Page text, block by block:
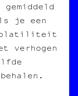
je een
volatiliteit
verhogen